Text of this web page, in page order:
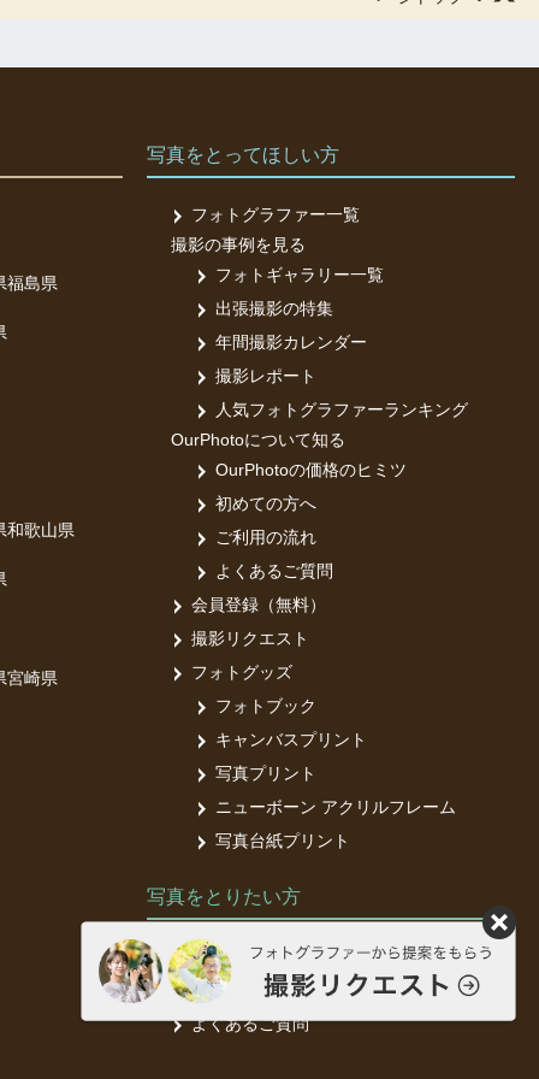
福島県
和歌山県
宮崎県
写真をとってほしい方
フォトグラファー一覧
撮影の事例を見る
フォトギャラリー一覧
出張撮影の特集
年間撮影カレンダー
撮影レポート
人気フォトグラファーランキング
OurPhotoについて知る
OurPhotoの価格のヒミツ
初めての方へ
ご利用の流れ
よくあるご質問
会員登録（無料）
撮影リクエスト
フォトグッズ
フォトブック
キャンバスプリント
写真プリント
ニューボーン アクリルフレーム
写真台紙プリント
写真をとりたい方
フォトグラファー募集中
フォトグラファー登録（無料）
よくあるご質問